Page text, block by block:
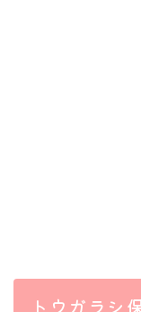
トウガラシ